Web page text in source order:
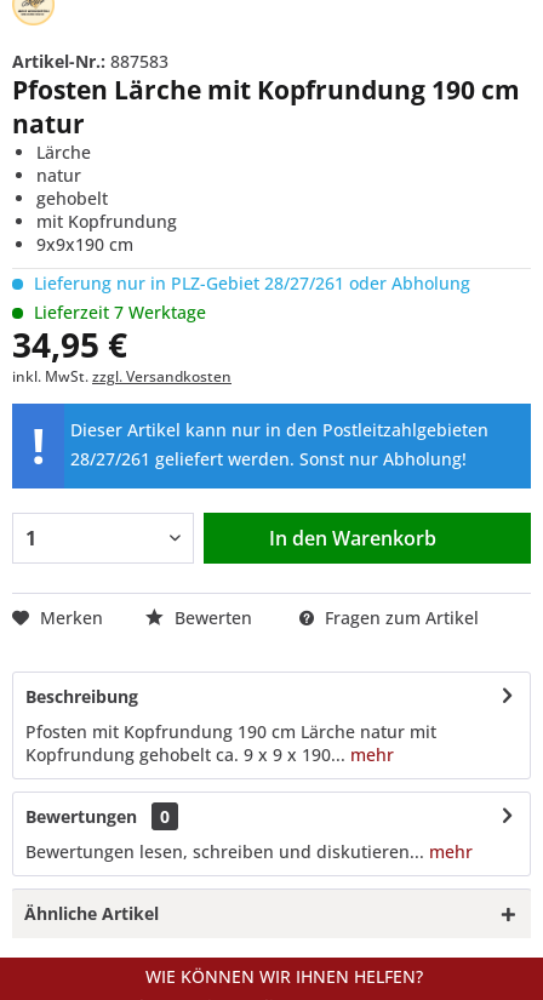
Artikel-Nr.: 887583
Pfosten Lärche mit Kopfrundung 190 cm
natur
Lärche
natur
gehobelt
mit Kopfrundung
9x9x190 cm
Lieferung nur in PLZ-Gebiet 28/27/261 oder Abholung
Lieferzeit 7 Werktage
34,95 €
inkl. MwSt.zzgl. Versandkosten
!
Dieser Artikel kann nur in den Postleitzahlgebieten
28/27/261 geliefert werden. Sonst nur Abholung!
In den Warenkorb
Merken Bewerten Fragen zum Artikel
Beschreibung
Pfosten mit Kopfrundung 190 cm Lärche natur mit
Kopfrundung gehobelt ca. 9 x 9 x 190... mehr
Bewertungen
0
Bewertungen lesen, schreiben und diskutieren... mehr
Ähnliche Artikel
WIE KÖNNEN WIR IHNEN HELFEN?